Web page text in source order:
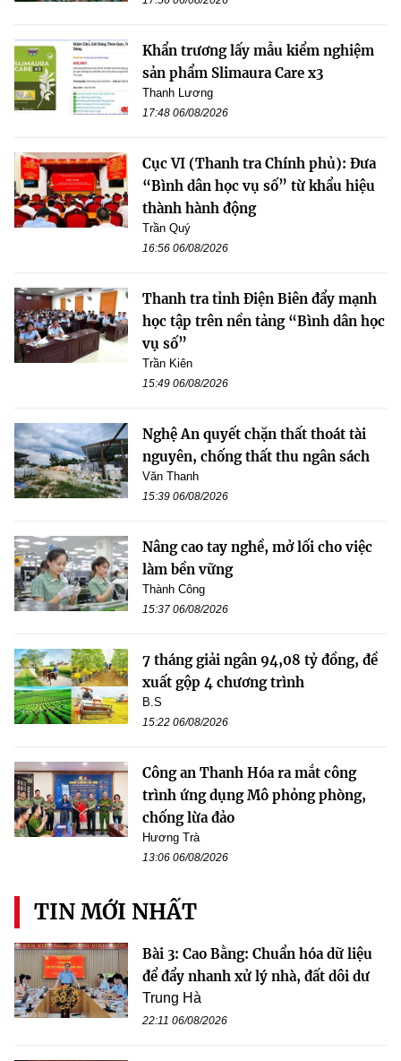
Khẩn trương lấy mẫu kiểm nghiệm
sản phẩm Slimaura Care x3
Thanh Lương
17:48 06/08/2026
Cục VI (Thanh tra Chính phủ): Đưa
“Bình dân học vụ số” từ khẩu hiệu
thành hành động
Trần Quý
16:56 06/08/2026
Thanh tra tỉnh Điện Biên đẩy mạnh
học tập trên nền tảng “Bình dân học
vụ số”
Trần Kiên
15:49 06/08/2026
Nghệ An quyết chặn thất thoát tài
nguyên, chống thất thu ngân sách
Văn Thanh
15:39 06/08/2026
Nâng cao tay nghề, mở lối cho việc
làm bền vững
Thành Công
15:37 06/08/2026
7 tháng giải ngân 94,08 tỷ đồng, đề
xuất gộp 4 chương trình
B.S
15:22 06/08/2026
Công an Thanh Hóa ra mắt công
trình ứng dụng Mô phỏng phòng,
chống lừa đảo
Hương Trà
13:06 06/08/2026
TIN MỚI NHẤT
Bài 3: Cao Bằng: Chuẩn hóa dữ liệu
để đẩy nhanh xử lý nhà, đất dôi dư
Trung Hà
22:11 06/08/2026